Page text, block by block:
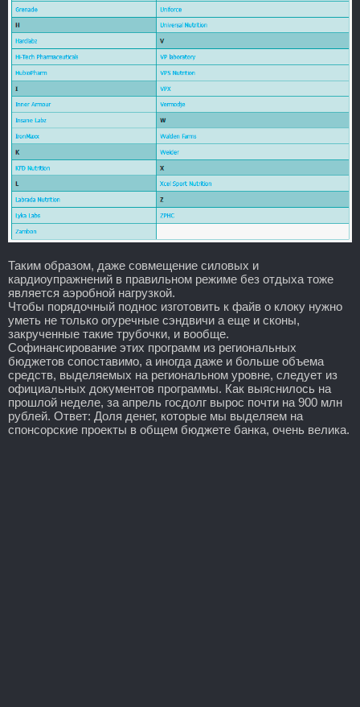
Таким образом, даже совмещение силовых и
кардиоупражнений в правильном режиме без отдыха тоже
является аэробной нагрузкой.
Чтобы порядочный поднос изготовить к файв о клоку нужно
уметь не только огуречные сэндвичи а еще и сконы,
закрученные такие трубочки, и вообще.
Софинансирование этих программ из региональных
бюджетов сопоставимо, а иногда даже и больше объема
средств, выделяемых на региональном уровне, следует из
официальных документов программы. Как выяснилось на
прошлой неделе, за апрель госдолг вырос почти на 900 млн
рублей. Ответ: Доля денег, которые мы выделяем на
спонсорские проекты в общем бюджете банка, очень велика.